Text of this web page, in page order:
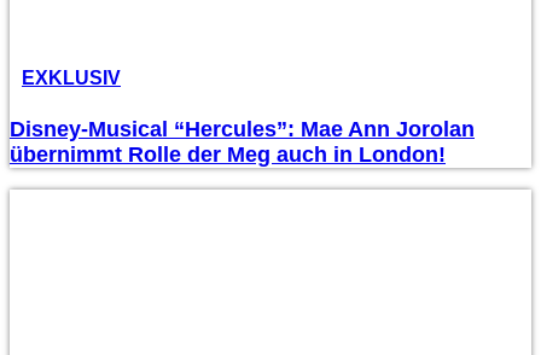
EXKLUSIV
Disney-Musical “Hercules”: Mae Ann Jorolan
übernimmt Rolle der Meg auch in London!